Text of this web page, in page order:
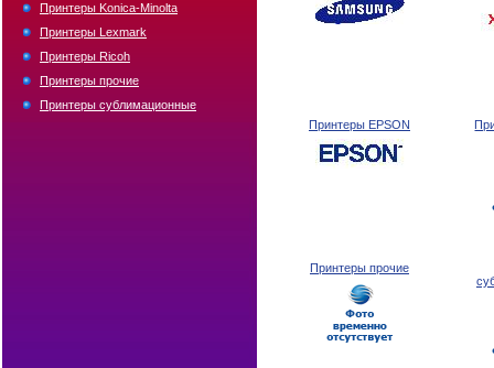
Принтеры EPSON
Принтеры прочие
Принтеры Konica-Minolta
Принтеры Lexmark
Принтеры Ricoh
Принтеры прочие
Принтеры сублимационные